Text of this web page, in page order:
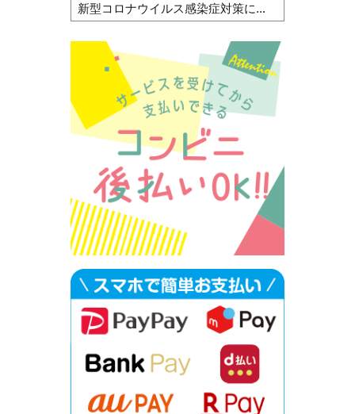
新型コロナウイルス感染症対策に...